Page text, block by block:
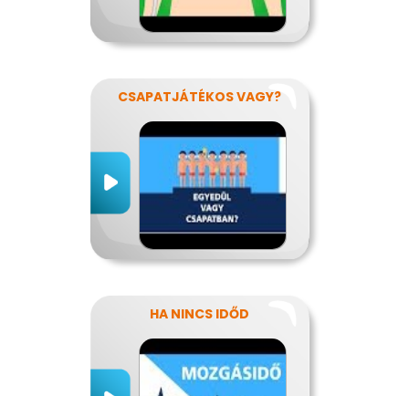
CSAPATJÁTÉKOS VAGY?
HA NINCS IDŐD